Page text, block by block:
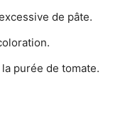
de pâte.
purée de tomate.